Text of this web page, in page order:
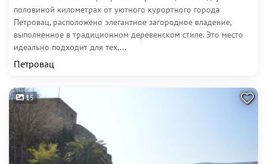
половиной километрах от уютного курортного города
Петровац, расположено элегантное загородное владение,
выполненное в традиционном деревенском стиле. Это место
идеально подходит для тех,...
Петровац
15